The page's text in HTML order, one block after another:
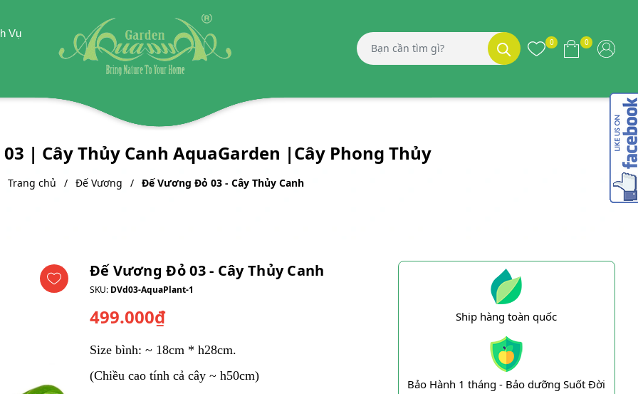
Vụ
0 0
| Cây Thủy Canh AquaGarden |Cây Phong Thủy
Trang chủ Đế Vương Đế Vương Đỏ 03 - Cây Thủy Canh
Đế Vương Đỏ 03 - Cây Thủy Canh
SKU: DVd03-AquaPlant-1
499.000₫
Size bình: ~ 18cm * h28cm.
(Chiều cao tính cả cây ~ h50cm)
Ship hàng toàn quốc
Bảo Hành 1 tháng - Bảo dưỡng Suốt Đời